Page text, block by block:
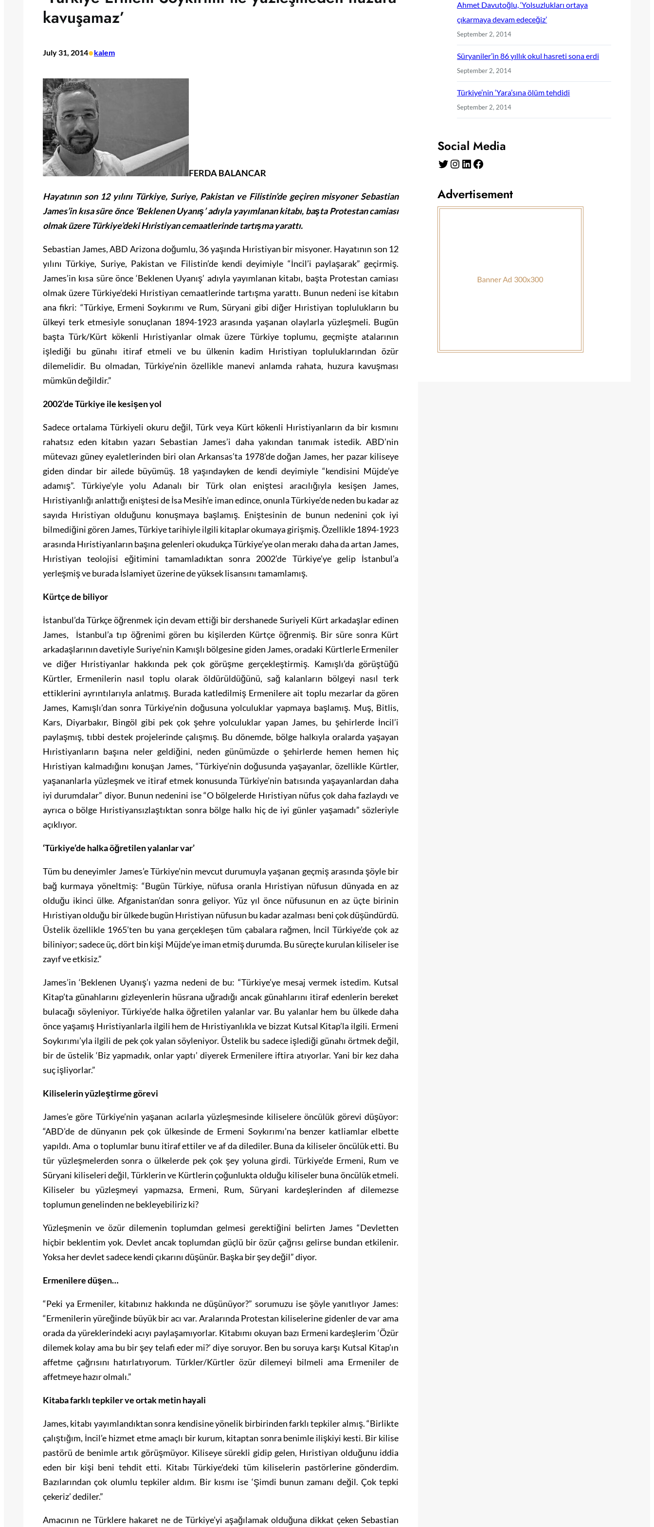
kavuşamaz’
July 31, 2014•kalem
FERDA BALANCAR
Hayatının son 12 yılını Türkiye, Suriye, Pakistan ve Filistin’de geçiren misyoner Sebastian
James’in kısa süre önce ‘Beklenen Uyanış’ adıyla yayımlanan kitabı, başta Protestan camiası
olmak üzere Türkiye’deki Hıristiyan cemaatlerinde tartışma yarattı.
Sebastian James, ABD Arizona doğumlu, 36 yaşında Hıristiyan bir misyoner. Hayatının son 12
yılını Türkiye, Suriye, Pakistan ve Filistin’de kendi deyimiyle “İncil’i paylaşarak” geçirmiş.
James’in kısa süre önce ‘Beklenen Uyanış’ adıyla yayımlanan kitabı, başta Protestan camiası
olmak üzere Türkiye’deki Hıristiyan cemaatlerinde tartışma yarattı. Bunun nedeni ise kitabın
ana fikri: “Türkiye, Ermeni Soykırımı ve Rum, Süryani gibi diğer Hıristiyan toplulukların bu
ülkeyi terk etmesiyle sonuçlanan 1894-1923 arasında yaşanan olaylarla yüzleşmeli. Bugün
başta Türk/Kürt kökenli Hıristiyanlar olmak üzere Türkiye toplumu, geçmişte atalarının
işlediği bu günahı itiraf etmeli ve bu ülkenin kadim Hıristiyan topluluklarından özür
dilemelidir. Bu olmadan, Türkiye’nin özellikle manevi anlamda rahata, huzura kavuşması
mümkün değildir.”
2002’de Türkiye ile kesişen yol
Sadece ortalama Türkiyeli okuru değil, Türk veya Kürt kökenli Hıristiyanların da bir kısmını
rahatsız eden kitabın yazarı Sebastian James’i daha yakından tanımak istedik. ABD’nin
mütevazı güney eyaletlerinden biri olan Arkansas’ta 1978’de doğan James, her pazar kiliseye
giden dindar bir ailede büyümüş. 18 yaşındayken de kendi deyimiyle “kendisini Müjde’ye
adamış”. Türkiye’yle yolu Adanalı bir Türk olan eniştesi aracılığıyla kesişen James,
Hıristiyanlığı anlattığı eniştesi de İsa Mesih’e iman edince, onunla Türkiye’de neden bu kadar az
sayıda Hıristiyan olduğunu konuşmaya başlamış. Eniştesinin de bunun nedenini çok iyi
bilmediğini gören James, Türkiye tarihiyle ilgili kitaplar okumaya girişmiş. Özellikle 1894-1923
arasında Hıristiyanların başına gelenleri okudukça Türkiye’ye olan merakı daha da artan James,
Hıristiyan teolojisi eğitimini tamamladıktan sonra 2002’de Türkiye’ye gelip İstanbul’a
yerleşmiş ve burada İslamiyet üzerine de yüksek lisansını tamamlamış.
Kürtçe de biliyor
İstanbul’da Türkçe öğrenmek için devam ettiği bir dershanede Suriyeli Kürt arkadaşlar edinen
James, İstanbul’a tıp öğrenimi gören bu kişilerden Kürtçe öğrenmiş. Bir süre sonra Kürt
arkadaşlarının davetiyle Suriye’nin Kamışlı bölgesine giden James, oradaki Kürtlerle Ermeniler
ve diğer Hıristiyanlar hakkında pek çok görüşme gerçekleştirmiş. Kamışlı’da görüştüğü
Kürtler, Ermenilerin nasıl toplu olarak öldürüldüğünü, sağ kalanların bölgeyi nasıl terk
ettiklerini ayrıntılarıyla anlatmış. Burada katledilmiş Ermenilere ait toplu mezarlar da gören
James, Kamışlı’dan sonra Türkiye’nin doğusuna yolculuklar yapmaya başlamış. Muş, Bitlis,
Kars, Diyarbakır, Bingöl gibi pek çok şehre yolculuklar yapan James, bu şehirlerde İncil’i
paylaşmış, tıbbi destek projelerinde çalışmış. Bu dönemde, bölge halkıyla oralarda yaşayan
Hıristiyanların başına neler geldiğini, neden günümüzde o şehirlerde hemen hemen hiç
Hıristiyan kalmadığını konuşan James, “Türkiye’nin doğusunda yaşayanlar, özellikle Kürtler,
yaşananlarla yüzleşmek ve itiraf etmek konusunda Türkiye’nin batısında yaşayanlardan daha
iyi durumdalar” diyor. Bunun nedenini ise “O bölgelerde Hıristiyan nüfus çok daha fazlaydı ve
ayrıca o bölge Hıristiyansızlaştıktan sonra bölge halkı hiç de iyi günler yaşamadı” sözleriyle
açıklıyor.
‘Türkiye’de halka öğretilen yalanlar var’
Tüm bu deneyimler James’e Türkiye’nin mevcut durumuyla yaşanan geçmiş arasında şöyle bir
bağ kurmaya yöneltmiş: “Bugün Türkiye, nüfusa oranla Hıristiyan nüfusun dünyada en az
olduğu ikinci ülke. Afganistan’dan sonra geliyor. Yüz yıl önce nüfusunun en az üçte birinin
Hıristiyan olduğu bir ülkede bugün Hıristiyan nüfusun bu kadar azalması beni çok düşündürdü.
Üstelik özellikle 1965’ten bu yana gerçekleşen tüm çabalara rağmen, İncil Türkiye’de çok az
biliniyor; sadece üç, dört bin kişi Müjde’ye iman etmiş durumda. Bu süreçte kurulan kiliseler ise
zayıf ve etkisiz.”
James’in ‘Beklenen Uyanış’ı yazma nedeni de bu: “Türkiye’ye mesaj vermek istedim. Kutsal
Kitap’ta günahlarını gizleyenlerin hüsrana uğradığı ancak günahlarını itiraf edenlerin bereket
bulacağı söyleniyor. Türkiye’de halka öğretilen yalanlar var. Bu yalanlar hem bu ülkede daha
önce yaşamış Hıristiyanlarla ilgili hem de Hıristiyanlıkla ve bizzat Kutsal Kitap’la ilgili. Ermeni
Soykırımı’yla ilgili de pek çok yalan söyleniyor. Üstelik bu sadece işlediği günahı örtmek değil,
bir de üstelik ‘Biz yapmadık, onlar yaptı’ diyerek Ermenilere iftira atıyorlar. Yani bir kez daha
suç işliyorlar.”
Kiliselerin yüzleştirme görevi
James’e göre Türkiye’nin yaşanan acılarla yüzleşmesinde kiliselere öncülük görevi düşüyor:
“ABD’de de dünyanın pek çok ülkesinde de Ermeni Soykırımı’na benzer katliamlar elbette
yapıldı. Ama o toplumlar bunu itiraf ettiler ve af da dilediler. Buna da kiliseler öncülük etti. Bu
tür yüzleşmelerden sonra o ülkelerde pek çok şey yoluna girdi. Türkiye’de Ermeni, Rum ve
Süryani kiliseleri değil, Türklerin ve Kürtlerin çoğunlukta olduğu kiliseler buna öncülük etmeli.
Kiliseler bu yüzleşmeyi yapmazsa, Ermeni, Rum, Süryani kardeşlerinden af dilemezse
toplumun genelinden ne bekleyebiliriz ki?
Yüzleşmenin ve özür dilemenin toplumdan gelmesi gerektiğini belirten James “Devletten
hiçbir beklentim yok. Devlet ancak toplumdan güçlü bir özür çağrısı gelirse bundan etkilenir.
Yoksa her devlet sadece kendi çıkarını düşünür. Başka bir şey değil” diyor.
Ermenilere düşen…
“Peki ya Ermeniler, kitabınız hakkında ne düşünüyor?” sorumuzu ise şöyle yanıtlıyor James:
“Ermenilerin yüreğinde büyük bir acı var. Aralarında Protestan kiliselerine gidenler de var ama
orada da yüreklerindeki acıyı paylaşamıyorlar. Kitabımı okuyan bazı Ermeni kardeşlerim ‘Özür
dilemek kolay ama bu bir şey telafi eder mi?’ diye soruyor. Ben bu soruya karşı Kutsal Kitap’ın
affetme çağrısını hatırlatıyorum. Türkler/Kürtler özür dilemeyi bilmeli ama Ermeniler de
affetmeye hazır olmalı.”
Kitaba farklı tepkiler ve ortak metin hayali
James, kitabı yayımlandıktan sonra kendisine yönelik birbirinden farklı tepkiler almış. “Birlikte
çalıştığım, İncil’e hizmet etme amaçlı bir kurum, kitaptan sonra benimle ilişkiyi kesti. Bir kilise
pastörü de benimle artık görüşmüyor. Kiliseye sürekli gidip gelen, Hıristiyan olduğunu iddia
eden bir kişi beni tehdit etti. Kitabı Türkiye’deki tüm kiliselerin pastörlerine gönderdim.
Bazılarından çok olumlu tepkiler aldım. Bir kısmı ise ‘Şimdi bunun zamanı değil. Çok tepki
çekeriz’ dediler.”
Amacının ne Türklere hakaret ne de Türkiye’yi aşağılamak olduğuna dikkat çeken Sebastian
Ahmet Davutoğlu, ‘Yolsuzlukları ortaya
çıkarmaya devam edeceğiz’
September 2, 2014
Süryaniler’in 86 yıllık okul hasreti sona erdi
September 2, 2014
Türkiye’nin ‘Yara’sına ölüm tehdidi
September 2, 2014
Social Media
Twitter Instagram LinkedIn Facebook
Advertisement